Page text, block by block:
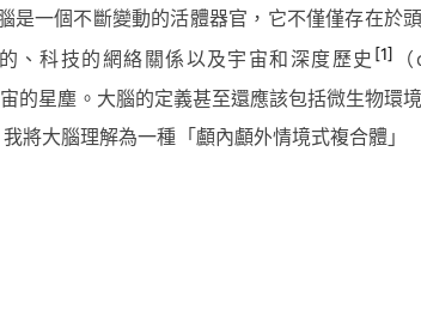
是一個不斷變動的活體器官，它不僅僅存在於
、科技的網絡關係以及宇宙和深度歷史 [1]
星塵。大腦的定義甚至還應該包括微生物環
將大腦理解為一種「顱內顱外情境式複合體」